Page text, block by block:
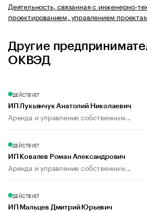
Деятельность, связанная с инженерно-
проектированием, управлением
Другие
ОКВЭД
ДЕЙСТВУЕТ
ИП Лукьянчук Анатолий Николаевич
Аренда и управление собственным...
ДЕЙСТВУЕТ
ИП Ковалев Роман Александрович
Аренда и управление собственным...
ДЕЙСТВУЕТ
ИП Мальцев Дмитрий Юрьевич